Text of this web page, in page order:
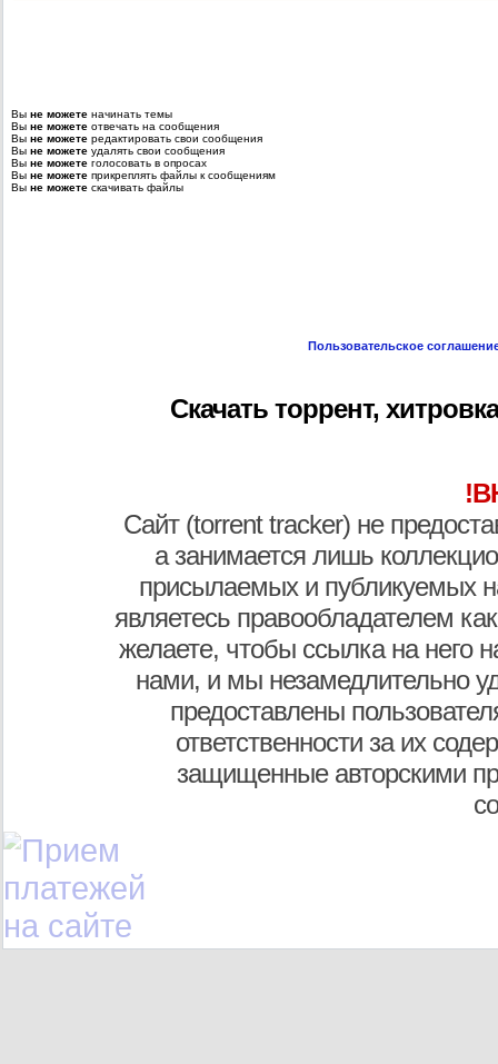
Вы не можете начинать темы
Вы не можете отвечать на сообщения
Вы не можете редактировать свои сообщения
Вы не можете удалять свои сообщения
Вы не можете голосовать в опросах
Вы не можете прикреплять файлы к сообщениям
Вы не можете скачивать файлы
Пользовательское
Скачать торрент,
Сайт (torrent tracker) не
а занимается лишь
присылаемых и публикуемых
являетесь правообладателем
желаете, чтобы ссылка на него
нами, и мы незамедлительно
предоставлены
ответственности за их
защищенные авторскими